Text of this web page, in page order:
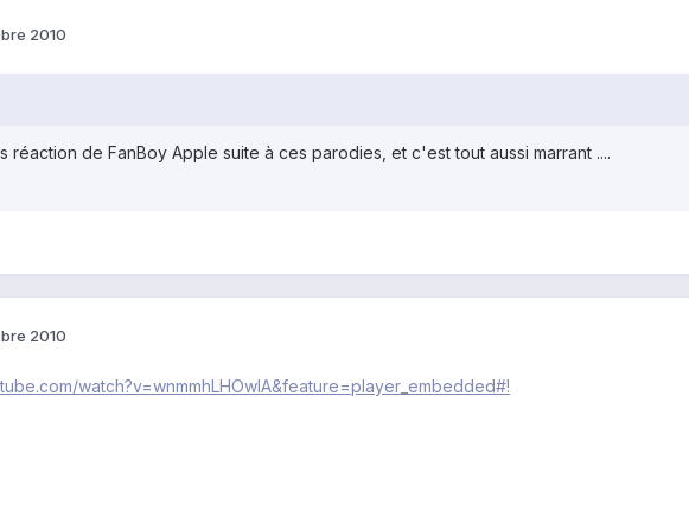
2010
réaction de FanBoy Apple suite à ces parodies, et c'est tout aussi marrant ....
2010
watch?v=wnmmhLHOwIA&feature=player_embedded#!